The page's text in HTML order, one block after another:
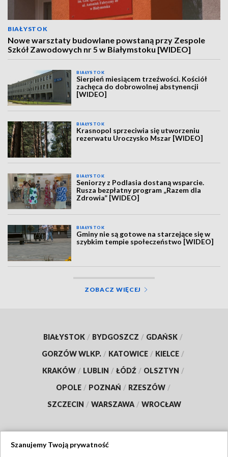
BIAŁYSTOK
Nowe warsztaty budowlane powstaną przy Zespole
Szkół Zawodowych nr 5 w Białymstoku [WIDEO]
BIAŁYSTOK
Sierpień miesiącem trzeźwości. Kościół
zachęca do dobrowolnej abstynencji
[WIDEO]
BIAŁYSTOK
Krasnopol sprzeciwia się utworzeniu
rezerwatu Uroczysko Mszar [WIDEO]
BIAŁYSTOK
Seniorzy z Podlasia dostaną wsparcie.
Rusza bezpłatny program „Razem dla
Zdrowia” [WIDEO]
BIAŁYSTOK
Gminy nie są gotowe na starzejące się w
szybkim tempie społeczeństwo [WIDEO]
ZOBACZ WIĘCEJ
BIAŁYSTOK / BYDGOSZCZ / GDAŃSK /
GORZÓW WLKP. / KATOWICE / KIELCE /
KRAKÓW / LUBLIN / ŁÓDŹ / OLSZTYN /
OPOLE / POZNAŃ / RZESZÓW /
SZCZECIN / WARSZAWA / WROCŁAW
Szanujemy Twoją prywatność